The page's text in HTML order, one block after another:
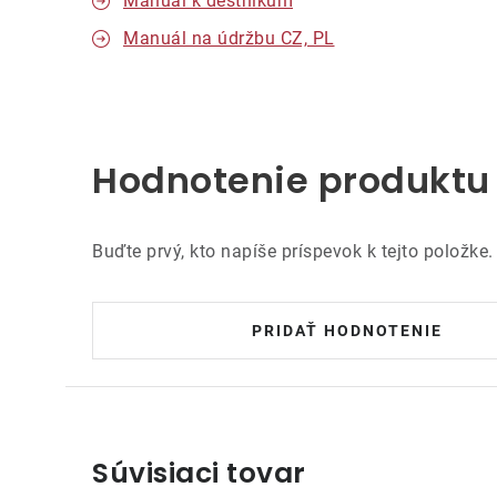
Manuál na údržbu CZ, PL
Hodnotenie
Buďte prvý, kto napíše príspevok k tejto položke.
PRIDAŤ HODNOTENIE
Súvisiaci tovar